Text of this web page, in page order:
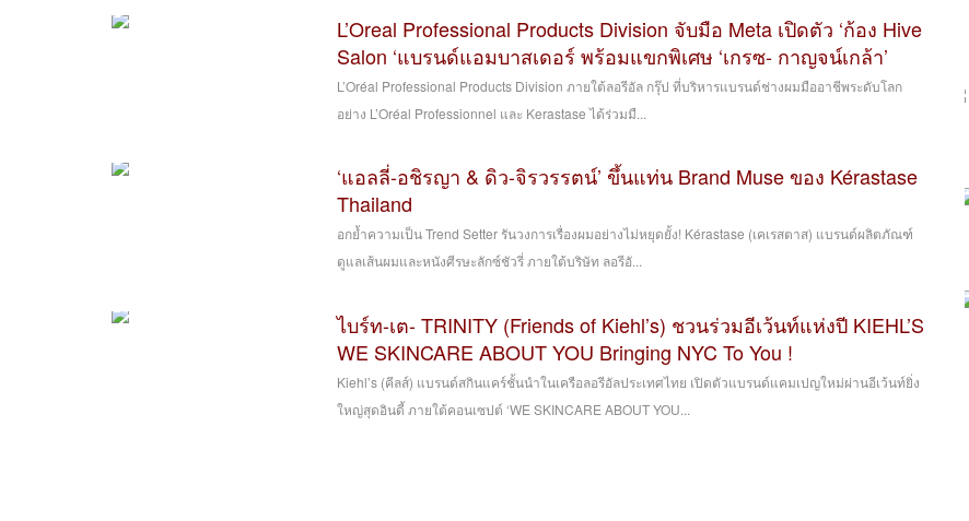
L’Oreal Professional Products Division จับมือ Meta เปิดตัว ‘ก้อง Hive
Salon ‘แบรนด์แอมบาสเดอร์ พร้อมแขกพิเศษ ‘เกรซ- กาญจน์เกล้า’
L’Oréal Professional Products Division ภายใต้ลอรีอัล กรุ๊ป ที่บริหารแบรนด์ช่างผมมืออาชีพระดับโลก
อย่าง L’Oréal Professionnel และ Kerastase ได้ร่วมมื...
‘แอลลี่-อชิรญา & ดิว-จิรวรรตน์’ ขึ้นแท่น Brand Muse ของ Kérastase
Thailand
อกย้ำความเป็น Trend Setter รันวงการเรื่องผมอย่างไม่หยุดยั้ง! Kérastase (เคเรสตาส) แบรนด์ผลิตภัณฑ์
ดูแลเส้นผมและหนังศีรษะลักซ์ชัวรี่ ภายใต้บริษัท ลอรีอั...
ไบร์ท-เต- TRINITY (Friends of Kiehl’s) ชวนร่วมอีเว้นท์แห่งปี KIEHL’S
WE SKINCARE ABOUT YOU Bringing NYC To You !
Kiehl’s (คีลส์) แบรนด์สกินแคร์ชั้นนำในเครือลอรีอัลประเทศไทย เปิดตัวแบรนด์แคมเปญใหม่ผ่านอีเว้นท์ยิ่ง
ใหญ่สุดอินดี้ ภายใต้คอนเซปต์ ‘WE SKINCARE ABOUT YOU...